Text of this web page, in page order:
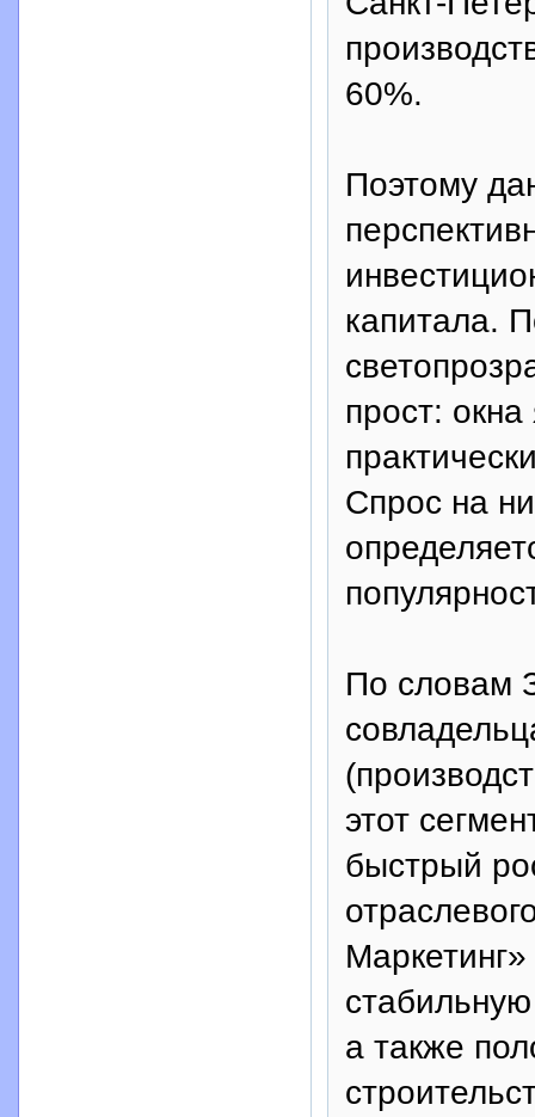
60%.
Поэтому
капитала.
прост:
Спрос на
По словам
этот
быстрый
а также